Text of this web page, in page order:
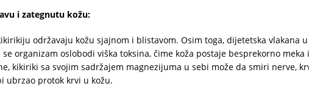
i zategnutu kožu:
održavaju kožu sjajnom i blistavom. Osim toga, dijetetska vlakana
se organizam oslobodi viška toksina, čime koža postaje besprekorno meka
kikiriki sa svojim sadržajem magnezijuma u sebi može da smiri nerve,
ubrzao protok krvi u kožu.